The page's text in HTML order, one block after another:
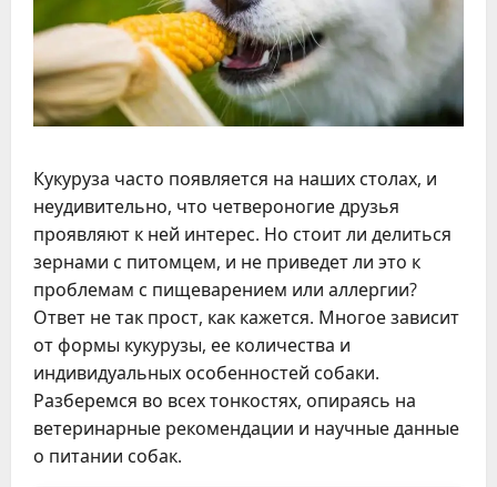
Кукуруза часто появляется на наших столах, и
неудивительно, что четвероногие друзья
проявляют к ней интерес. Но стоит ли делиться
зернами с питомцем, и не приведет ли это к
проблемам с пищеварением или аллергии?
Ответ не так прост, как кажется. Многое зависит
от формы кукурузы, ее количества и
индивидуальных особенностей собаки.
Разберемся во всех тонкостях, опираясь на
ветеринарные рекомендации и научные данные
о питании собак.